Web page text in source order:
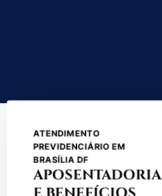
ATENDIMENTO
PREVIDENCIÁRIO EM
BRASÍLIA DF
APOSENTADORIA